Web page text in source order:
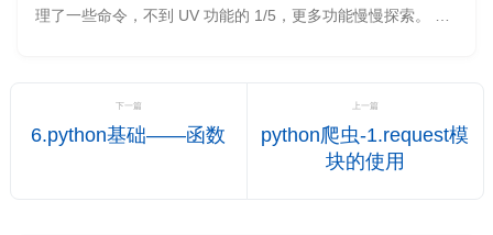
理了一些命令，不到 UV 功能的 1/5，更多功能慢慢探索。 个
下一篇
6.python基础——函数
上一篇
python爬虫-1.request模
块的使用